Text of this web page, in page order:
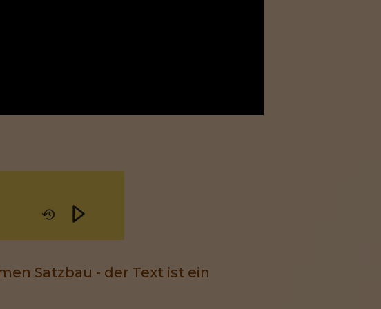
Satzbau - der Text ist ein